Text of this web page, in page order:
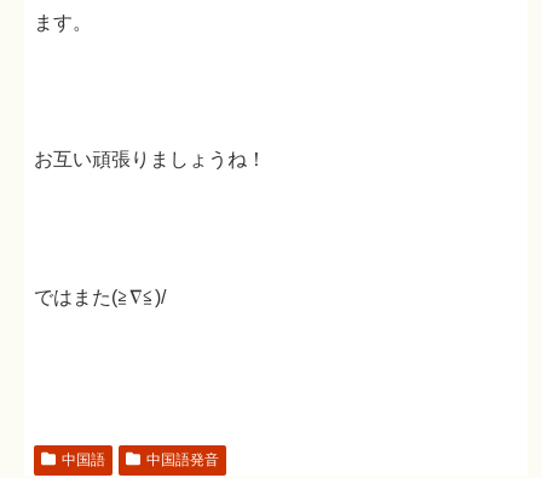
ます。
お互い頑張りましょうね！
ではまた(≧∇≦)/
中国語 中国語発音